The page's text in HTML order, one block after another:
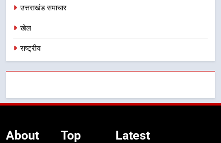
उत्तराखंड समाचार
खेल
राष्ट्रीय
About
Top
Latest